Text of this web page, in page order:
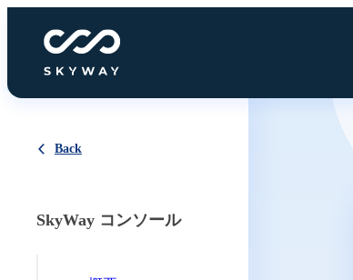
Back
SkyWay コンソール